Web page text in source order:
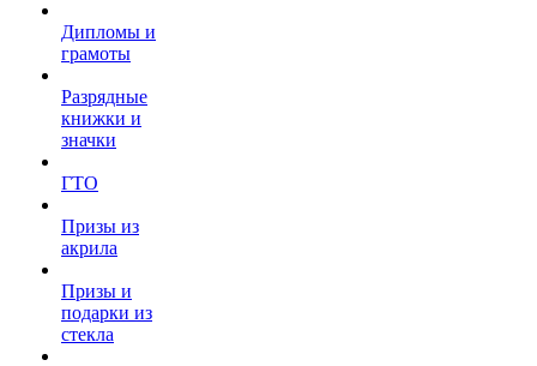
Дипломы и
грамоты
Разрядные
книжки и
значки
ГТО
Призы из
акрила
Призы и
подарки из
стекла